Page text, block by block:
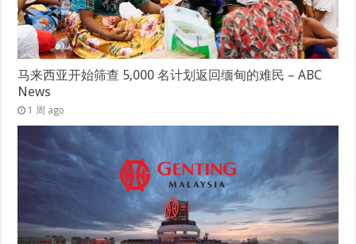
马来西亚开始筛查 5,000 名计划返回缅甸的难民 – ABC
News
1 周 ago